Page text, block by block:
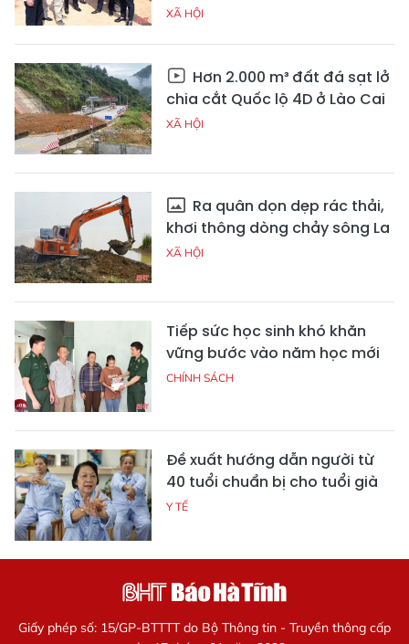
XÃ HỘI
Hơn 2.000 m³ đất đá sạt lở
chia cắt Quốc lộ 4D ở Lào Cai
XÃ HỘI
Ra quân dọn dẹp rác thải,
khơi thông dòng chảy sông La
XÃ HỘI
Tiếp sức học sinh khó khăn
vững bước vào năm học mới
CHÍNH SÁCH
Đề xuất hướng dẫn người từ
40 tuổi chuẩn bị cho tuổi già
Y TẾ
Giấy phép số: 15/GP-BTTTT do Bộ Thông tin - Truyền thông cấp